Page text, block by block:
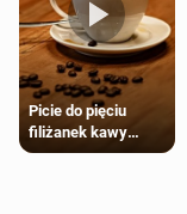
Picie do pięciu
filiżanek kawy
dziennie jest